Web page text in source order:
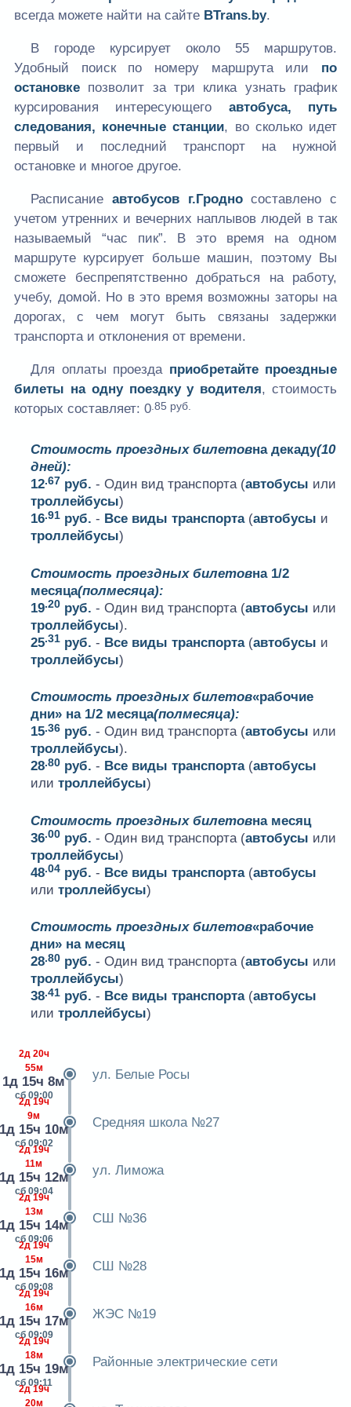
всегда можете найти на сайте BTrans.by.
В городе курсирует около 55 маршрутов.
Удобный поиск по номеру маршрута или по
остановке позволит за три клика узнать график
курсирования интересующего автобуса, путь
следования, конечные станции, во сколько идет
первый и последний транспорт на нужной
остановке и многое другое.
Расписание автобусов г.Гродносоставлено с
учетом утренних и вечерних наплывов людей в так
называемый “час пик”. В это время на одном
маршруте курсирует больше машин, поэтому Вы
сможете беспрепятственно добраться на работу,
учебу, домой. Но в это время возможны заторы на
дорогах, с чем могут быть связаны задержки
транспорта и отклонения от времени.
Для оплаты проезда приобретайте проездные
билеты на одну поездку у водителя, стоимость
которых составляет: 0 .85 руб.
Стоимость проездных билетовна декаду(10
дней):
12.67 руб. - Один вид транспорта (автобусы или
троллейбусы)
16.91 руб. - Все виды транспорта(автобусы и
троллейбусы)
Стоимость проездных билетовна 1/2
месяца(полмесяца):
19.20 руб. - Один вид транспорта (автобусы или
троллейбусы).
25.31 руб. - Все виды транспорта(автобусы и
троллейбусы)
Стоимость проездных билетов«рабочие
дни» на 1/2 месяца(полмесяца):
15.36 руб. - Один вид транспорта (автобусы или
троллейбусы).
28.80 руб. - Все виды транспорта(автобусы
илитроллейбусы)
Стоимость проездных билетовна месяц
36.00 руб. - Один вид транспорта (автобусы или
троллейбусы)
48.04 руб. - Все виды транспорта(автобусы
илитроллейбусы)
Стоимость проездных билетов«рабочие
дни» на месяц
28.80 руб. - Один вид транспорта (автобусы или
троллейбусы)
38.41 руб. - Все виды транспорта(автобусы
илитроллейбусы)
2д 20ч
55м
1д 15ч 8м
сб 09:00
ул. Белые Росы
2д 19ч
9м
15ч 10м
сб 09:02
Средняя школа №27
2д 19ч
11м
15ч 12м
сб 09:04
ул. Лиможа
2д 19ч
13м
15ч 14м
сб 09:06
СШ №36
2д 19ч
15м
15ч 16м
сб 09:08
СШ №28
2д 19ч
16м
15ч 17м
сб 09:09
ЖЭС №19
2д 19ч
18м
15ч 19м
сб 09:11
Районные электрические сети
2д 19ч
20м